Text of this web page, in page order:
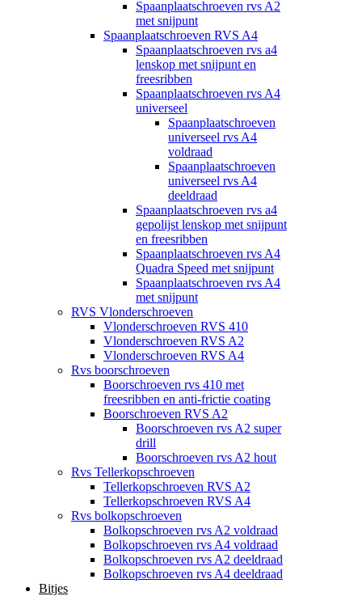
Spaanplaatschroeven rvs A2
met snijpunt
Spaanplaatschroeven RVS A4
Spaanplaatschroeven rvs a4
lenskop met snijpunt en
freesribben
Spaanplaatschroeven rvs A4
universeel
Spaanplaatschroeven
universeel rvs A4
voldraad
Spaanplaatschroeven
universeel rvs A4
deeldraad
Spaanplaatschroeven rvs a4
gepolijst lenskop met snijpunt
en freesribben
Spaanplaatschroeven rvs A4
Quadra Speed met snijpunt
Spaanplaatschroeven rvs A4
met snijpunt
RVS Vlonderschroeven
Vlonderschroeven RVS 410
Vlonderschroeven RVS A2
Vlonderschroeven RVS A4
Rvs boorschroeven
Boorschroeven rvs 410 met
freesribben en anti-frictie coating
Boorschroeven RVS A2
Boorschroeven rvs A2 super
drill
Boorschroeven rvs A2 hout
Rvs Tellerkopschroeven
Tellerkopschroeven RVS A2
Tellerkopschroeven RVS A4
Rvs bolkopschroeven
Bolkopschroeven rvs A2 voldraad
Bolkopschroeven rvs A4 voldraad
Bolkopschroeven rvs A2 deeldraad
Bolkopschroeven rvs A4 deeldraad
Bitjes